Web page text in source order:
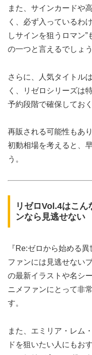
また、サインカードや
く、必ず入っているわ
しサインを狙うロマン
の一つと言えるでしょう
さらに、人気タイトル
く、リゼロシリーズは
予約段階で確保してお
再販される可能性もあ
初動相場を考えると、
う。
リゼロVol.4はこ
ンなら見逃せない
『Re:ゼロから始める
ファンには見逃せない
の最新イラストや名シ
ニメファンにとって非
す。
また、エミリア・レム
ドを狙いたい人にもお